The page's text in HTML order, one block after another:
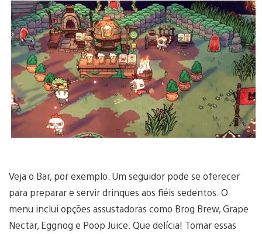
Veja o Bar, por exemplo. Um seguidor pode se oferecer
para preparar e servir drinques aos fiéis sedentos. O
menu inclui opções assustadoras como Brog Brew, Grape
Nectar, Eggnog e Poop Juice. Que delícia! Tomar essas